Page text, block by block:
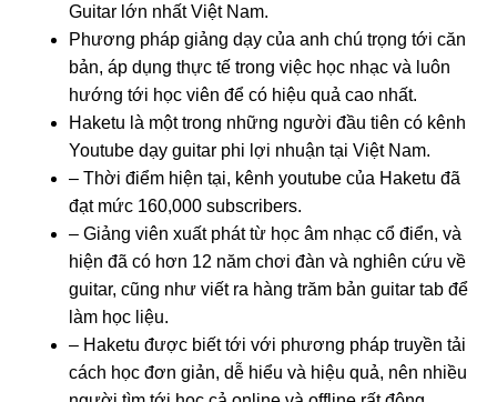
Guitar lớn nhất Việt Nam.
Phương pháp giảng dạy của anh chú trọng tới căn
bản, áp dụng thực tế trong việc học nhạc và luôn
hướng tới học viên để có hiệu quả cao nhất.
Haketu là một trong những người đầu tiên có kênh
Youtube dạy guitar phi lợi nhuận tại Việt Nam.
– Thời điểm hiện tại, kênh youtube của Haketu đã
đạt mức 160,000 subscribers.
– Giảng viên xuất phát từ học âm nhạc cổ điển, và
hiện đã có hơn 12 năm chơi đàn và nghiên cứu về
guitar, cũng như viết ra hàng trăm bản guitar tab để
làm học liệu.
– Haketu được biết tới với phương pháp truyền tải
cách học đơn giản, dễ hiểu và hiệu quả, nên nhiều